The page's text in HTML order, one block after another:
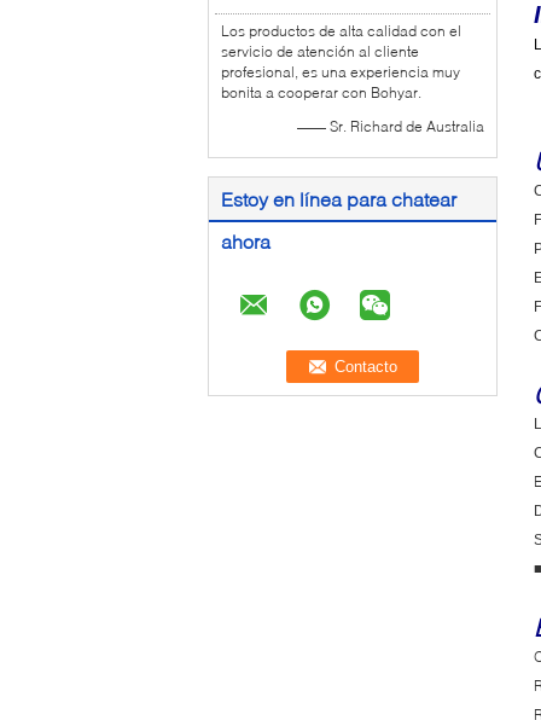
Los productos de alta calidad con el
servicio de atención al cliente
profesional, es una experiencia muy
bonita a cooperar con Bohyar.
—— Sr. Richard de Australia
Estoy en línea para chatear
ahora
■